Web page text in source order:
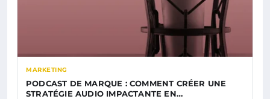
MARKETING
PODCAST DE MARQUE : COMMENT CRÉER UNE
STRATÉGIE AUDIO IMPACTANTE EN…